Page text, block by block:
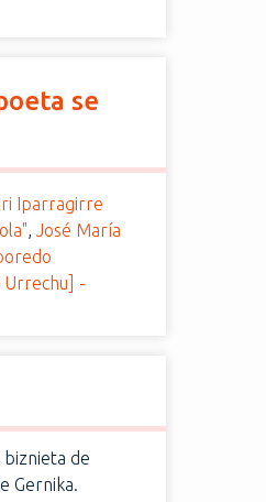
se
Iparragirre
,José María
-
biznieta de
Gernika.